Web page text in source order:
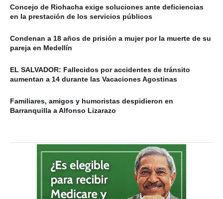
Concejo de Riohacha exige soluciones ante deficiencias
en la prestación de los servicios públicos
Condenan a 18 años de prisión a mujer por la muerte de su
pareja en Medellín
EL SALVADOR: Fallecidos por accidentes de tránsito
aumentan a 14 durante las Vacaciones Agostinas
Familiares, amigos y humoristas despidieron en
Barranquilla a Alfonso Lizarazo